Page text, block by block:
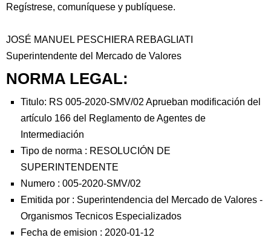
Regístrese, comuníquese y publíquese.
JOSÉ MANUEL PESCHIERA REBAGLIATI
Superintendente del Mercado de Valores
NORMA LEGAL:
Titulo: RS 005-2020-SMV/02 Aprueban modificación del
artículo 166 del Reglamento de Agentes de
Intermediación
Tipo de norma : RESOLUCIÓN DE
SUPERINTENDENTE
Numero : 005-2020-SMV/02
Emitida por : Superintendencia del Mercado de Valores -
Organismos Tecnicos Especializados
Fecha de emision : 2020-01-12